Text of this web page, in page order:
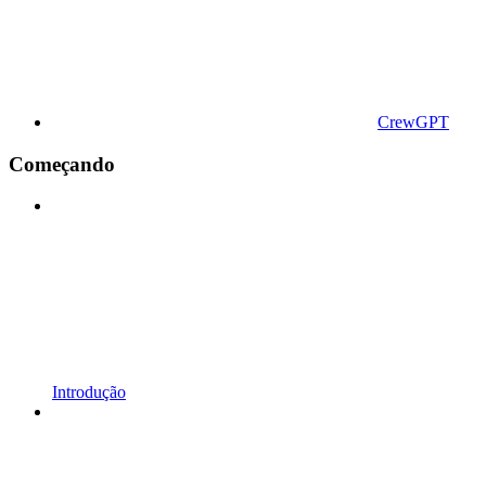
CrewGPT
Começando
Introdução